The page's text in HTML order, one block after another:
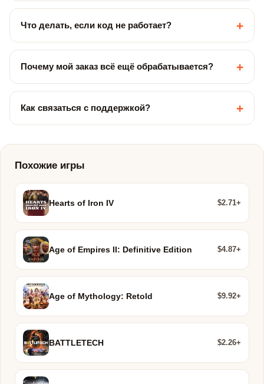
Что делать, если код не работает? +
Почему мой заказ всё ещё обрабатывается? +
Как связаться с поддержкой? +
Похожие игры
Hearts of Iron IV $2.71+
Age of Empires II: Definitive Edition $4.87+
Age of Mythology: Retold $9.92+
BATTLETECH $2.26+